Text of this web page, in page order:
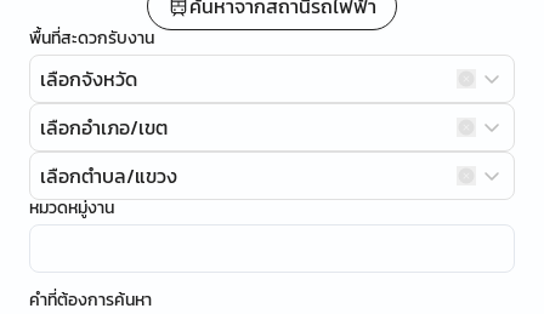
ค้นหาจากสถานีรถไฟฟ้า
พื้นที่สะดวกรับงาน
เลือกจังหวัด
เลือกอำเภอ/เขต
เลือกตำบล/แขวง
หมวดหมู่งาน
คำที่ต้องการค้นหา